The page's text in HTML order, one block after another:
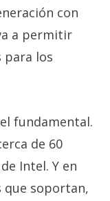
con
a permitir
para los
fundamental.
de 60
Intel. Y en
que soportan,